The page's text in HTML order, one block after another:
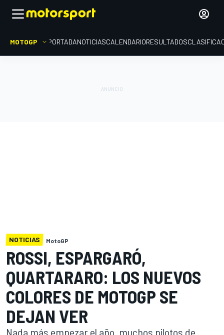
MOTOGP PORTADANOTICIASCALENDARIORESULTADOS
NOTICIAS MotoGP
ROSSI, ESPARGARÓ,
QUARTARARO: LOS NUEVOS
COLORES DE MOTOGP SE
DEJAN VER
Nada más empezar el año, muchos pilotos de